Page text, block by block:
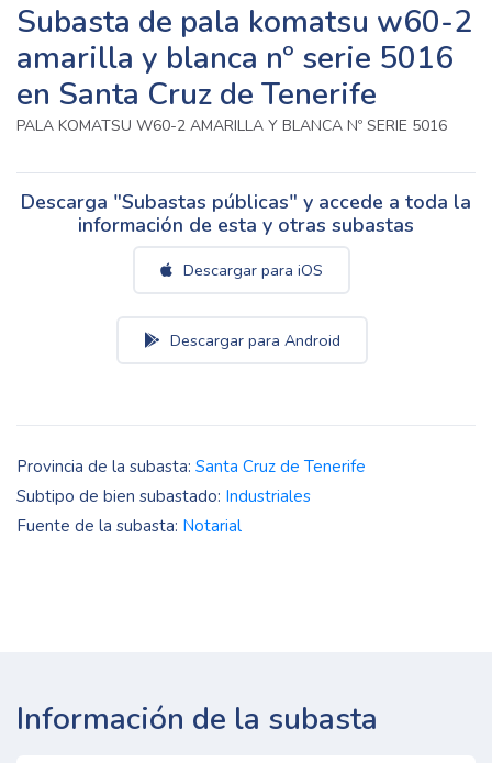
Subasta de pala komatsu w60-2
amarilla y blanca nº serie 5016
en Santa Cruz de Tenerife
PALA KOMATSU W60-2 AMARILLA Y BLANCA Nº SERIE 5016
Descarga "Subastas públicas" y accede a toda la
información de esta y otras subastas
Descargar para iOS
Descargar para Android
Provincia de la subasta: Santa Cruz de Tenerife
Subtipo de bien subastado: Industriales
Fuente de la subasta: Notarial
Información de la subasta